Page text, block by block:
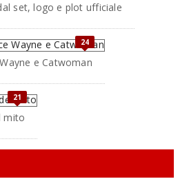
set, logo e plot ufficiale
24
e Catwoman
21
mito